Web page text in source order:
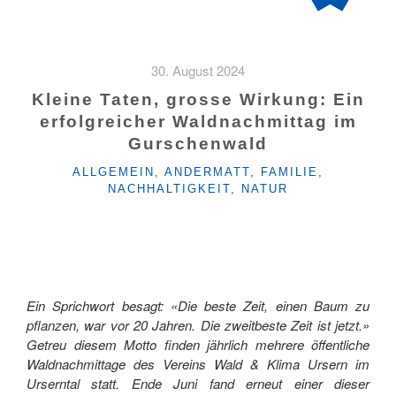
30. August 2024
Kleine Taten, grosse Wirkung: Ein
erfolgreicher Waldnachmittag im
Gurschenwald
KATEGORIEN
ALLGEMEIN , ANDERMATT, FAMILIE ,
NACHHALTIGKEIT, NATUR
Ein Sprichwort besagt: «Die beste Zeit, einen Baum zu
pflanzen, war vor 20 Jahren. Die zweitbeste Zeit ist jetzt.»
Getreu diesem Motto finden jährlich mehrere öffentliche
Waldnachmittage des Vereins Wald & Klima Ursern im
Urserntal statt. Ende Juni fand erneut einer dieser